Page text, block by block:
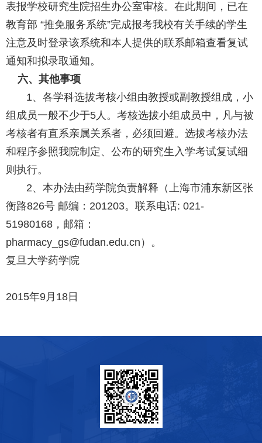
表报学校研究生院招生办公室审核。在此期间，已在
教育部 “推免服务系统”完成报考我校有关手续的学生
注意及时登录该系统和本人提供的联系邮箱查看复试
通知和拟录取通知。
六、其他事项
1、各学科选拔考核小组由教授或副教授组成，小
组成员一般不少于5人。考核选拔小组成员中，凡与被
考核者有直系亲属关系者，必须回避。选拔考核办法
和程序参照我院制定、公布的研究生入学考试复试细
则执行。
2、本办法由药学院负责解释（上海市浦东新区张
衡路826号 邮编：201203。联系电话: 021-
51980168，邮箱：
复旦大学药学院
2015年9月18日